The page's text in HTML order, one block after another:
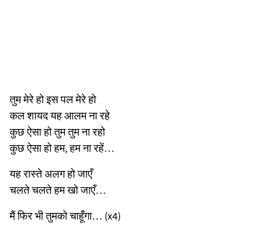
तुम मेरे हो इस पल मेरे हो
कल शायद यह आलम ना रहे
कुछ ऐसा हो तुम तुम ना रहो
कुछ ऐसा हो हम, हम ना रहें…
यह रास्ते अलग हो जाएँ
चलते चलते हम खो जाएँ…
मैं फिर भी तुमको चाहूँगा… (x4)